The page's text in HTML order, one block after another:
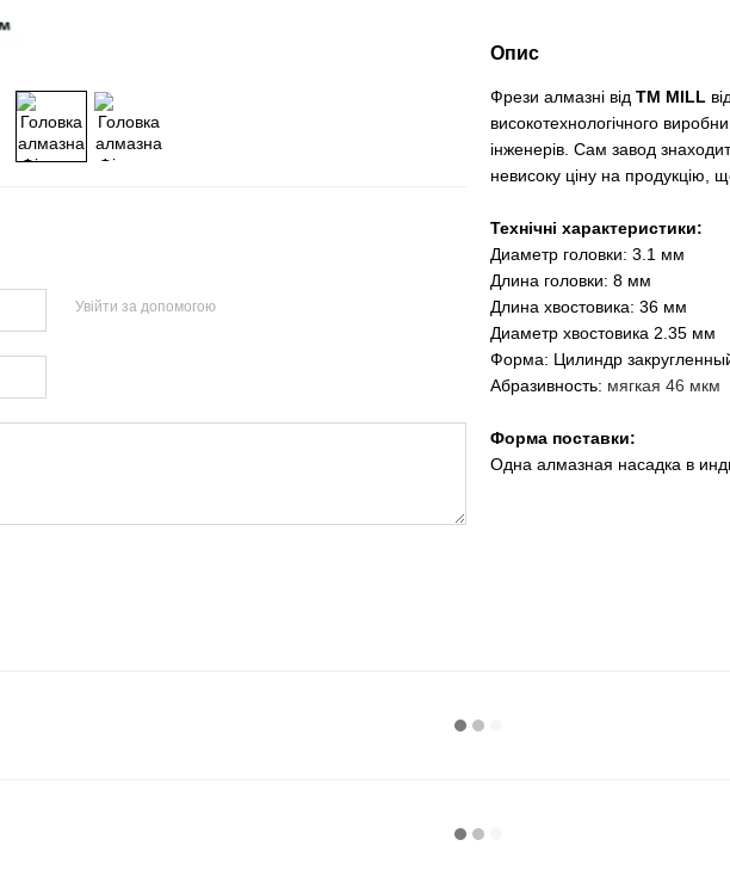
Увійти за допомогою
Опис
Фрези алмазні від ТМ MILL
високотехнологічного
інженерів. Сам завод
невисоку ціну на продукцію,
Технічні характеристики:
Диаметр головки: 3.1 мм
Длина головки: 8 мм
Длина хвостовика: 36 мм
Диаметр хвостовика 2.35 мм
Форма: Цилиндр
Абразивность: мягкая 46 мкм
Форма поставки:
Одна алмазная насадка в